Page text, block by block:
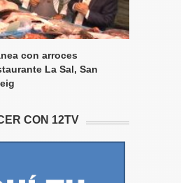
con arroces
La Sal, San
CON 12TV